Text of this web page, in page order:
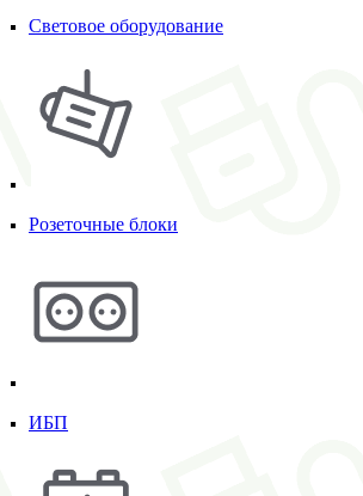
Световое оборудование
Розеточные блоки
ИБП